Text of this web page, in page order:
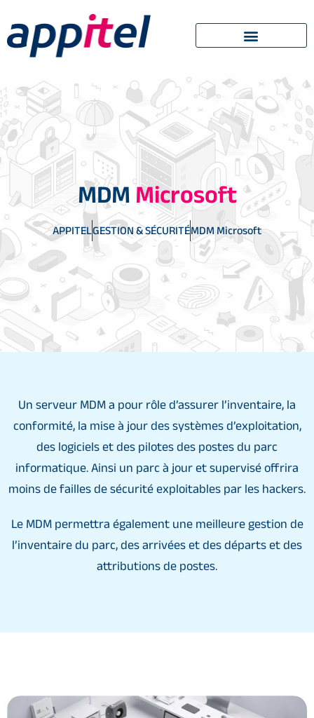
MDM Microsoft
APPITELGESTION & SÉCURITÉMDM Microsoft
Un serveur MDM a pour rôle d’assurer l’inventaire, la
conformité, la mise à jour des systèmes d’exploitation,
des logiciels et des pilotes des postes du parc
informatique. Ainsi un parc à jour et supervisé offrira
moins de failles de sécurité exploitables par les hackers.
Le MDM permettra également une meilleure gestion de
l’inventaire du parc, des arrivées et des départs et des
attributions de postes.